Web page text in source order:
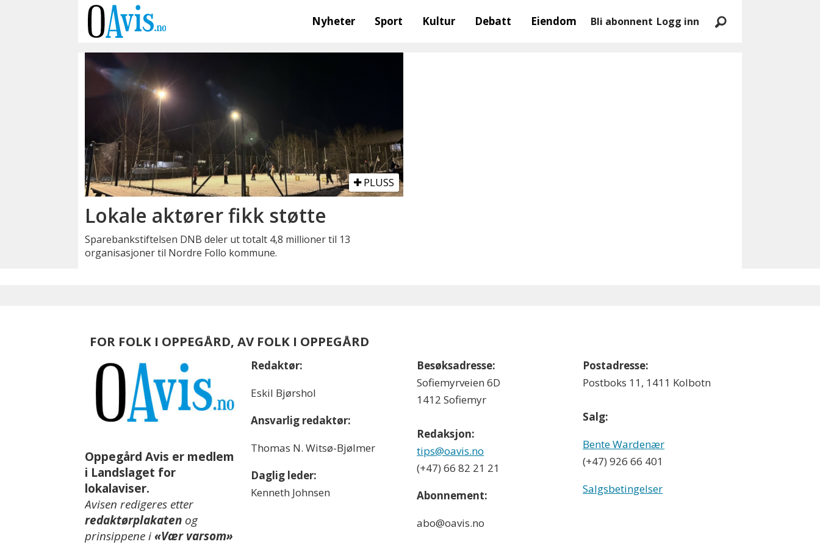
Nyheter Sport Kultur Debatt Eiendom Bli abonnent Logg inn
organisasjoner
PLUSS
Lokale aktører fikk støtte
Sparebankstiftelsen DNB deler ut totalt 4,8 millioner til 13
organisasjoner til Nordre Follo kommune.
FOR FOLK I OPPEGÅRD, AV FOLK I OPPEGÅRD
Oppegård Avis er medlem
i Landslaget for
lokalaviser.
Avisen redigeres etter
redaktørplakaten og
prinsippene i«Vær varsom»
Redaktør:
Eskil Bjørshol
Ansvarlig redaktør:
Thomas N. Witsø-Bjølmer
Daglig leder:
Kenneth Johnsen
Besøksadresse:
Sofiemyrveien 6D
1412 Sofiemyr
Redaksjon:
tips@oavis.no
(+47) 66 82 21 21
Abonnement:
abo@oavis.no
Postadresse:
Postboks 11, 1411 Kolbotn
Salg:
Bente Wardenær
(+47) 926 66 401
Salgsbetingelser